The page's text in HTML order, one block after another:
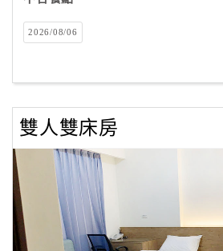
訂
房
Q&A
旅
卡
請
2026/08/06
雙人雙床房